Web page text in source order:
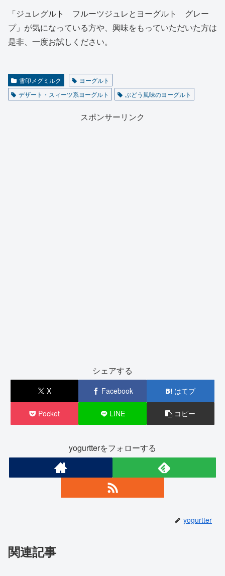
「ジュレグルト フルーツジュレとヨーグルト グレー
プ」が気になっている方や、興味をもっていただいた方は
是非、一度お試しください。
雪印メグミルク
ヨーグルト
デザート・スィーツ系ヨーグルト
ぶどう風味のヨーグルト
スポンサーリンク
シェアする
X Facebook はてブ
Pocket LINE コピー
yogurtterをフォローする
yogurtter
関連記事